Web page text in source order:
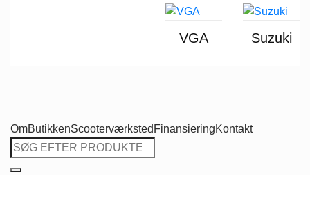
VGA Suzuki
OmButikkenScooterværksted FinansieringKontakt
Søg
efter: